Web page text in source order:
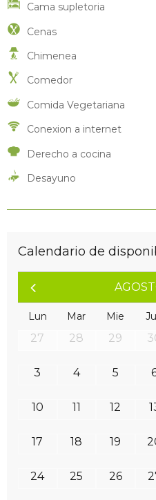
Cama supletoria
Cenas
Chimenea
Comedor
Comida Vegetariana
Conexion a internet
Derecho a cocina
Desayuno
Calendario de
Lun Mar Mie
27 28 29
3 4 5
10 11 12
17 18 19
24 25 26